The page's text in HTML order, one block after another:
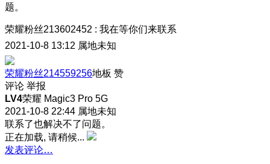
题。
荣耀粉丝213602452 : 我在等你们来联系
2021-10-8 13:12 属地未知
荣耀粉丝214559256地板 赞
评论 举报
LV4荣耀 Magic3 Pro 5G
2021-10-8 22:44 属地未知
联系了也解决不了问题。
正在加载, 请稍候...
发表评论…